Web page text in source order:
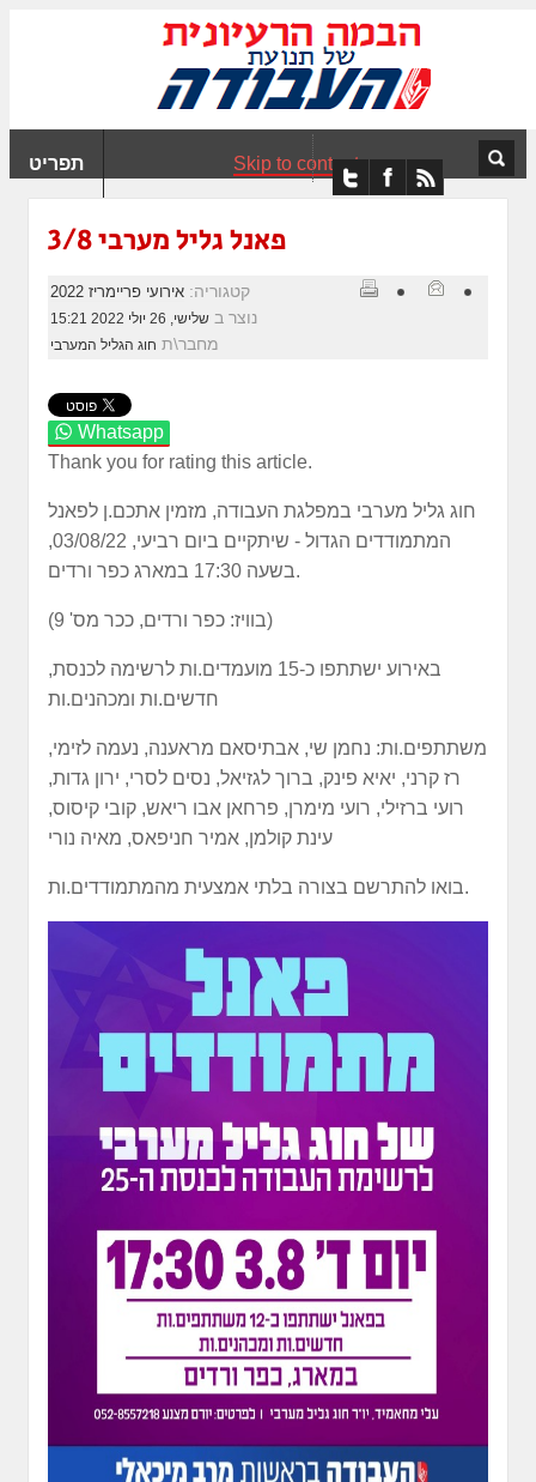
תפריט Skip to content
פאנל גליל מערבי 3/8
קטגוריה: אירועי פריימריז 2022
נוצר ב שלישי, 26 יולי 2022 15:21
מחבר\ת חוג הגליל המערבי
Whatsapp
Thank you for rating this article.
חוג גליל מערבי במפלגת העבודה, מזמין אתכם.ן לפאנל
המתמודדים הגדול - שיתקיים ביום רביעי, 03/08/22,
בשעה 17:30 במארג כפר ורדים.
(בוויז: כפר ורדים, ככר מס' 9)
באירוע ישתתפו כ-15 מועמדים.ות לרשימה לכנסת,
חדשים.ות ומכהנים.ות
משתתפים.ות: נחמן שי, אבתיסאם מראענה, נעמה לזימי,
רז קרני, יאיא פינק, ברוך לגזיאל, נסים לסרי, ירון גדות,
רועי ברזילי, רועי מימרן, פרחאן אבו ריאש, קובי קיסוס,
עינת קולמן, אמיר חניפאס, מאיה נורי
בואו להתרשם בצורה בלתי אמצעית מהמתמודדים.ות.